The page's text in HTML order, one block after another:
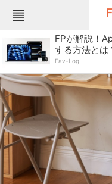
Fav-Logカテゴリー一覧
TOP
インテリア・収納
カメラ
キッチン用品
コンテンツ・サービス
スポーツ・レジャー
FPが解説！
する方法とは
Fav-Log